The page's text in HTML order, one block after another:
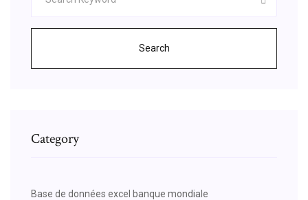
Search
Category
Base de données excel banque mondiale